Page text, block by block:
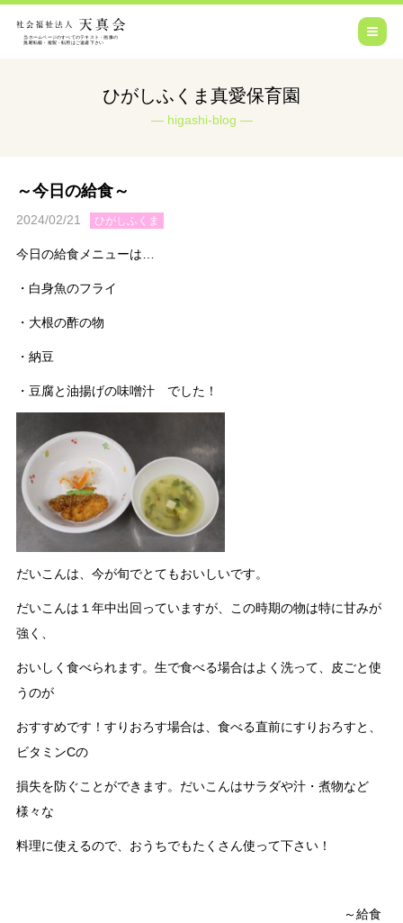
ひがしふくま真愛保育園
higashi-blog
～今日の給食～
2024/02/21 ひがしふくま
今日の給食メニューは…
・白身魚のフライ
・大根の酢の物
・納豆
・豆腐と油揚げの味噌汁 でした！
だいこんは、今が旬でとてもおいしいです。
だいこんは１年中出回っていますが、この時期の物は特に甘みが
強く、
おいしく食べられます。生で食べる場合はよく洗って、皮ごと使
うのが
おすすめです！すりおろす場合は、食べる直前にすりおろすと、
ビタミンCの
損失を防ぐことができます。だいこんはサラダや汁・煮物など
様々な
料理に使えるので、おうちでもたくさん使って下さい！
～給食